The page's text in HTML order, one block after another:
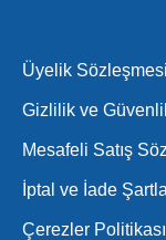
Üyelik Sözleşmesi
Gizlilik ve
Mesafeli Satış
İptal ve İade
Çerezler Politikası